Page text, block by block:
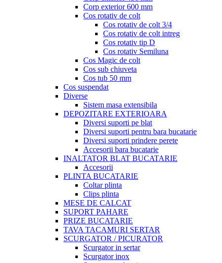
Corp exterior 600 mm
Cos rotativ de colt
Cos rotativ de colt 3/4
Cos rotativ de colt intreg
Cos rotativ tip D
Cos rotativ Semiluna
Cos Magic de colt
Cos sub chiuveta
Cos tub 50 mm
Cos suspendat
Diverse
Sistem masa extensibila
DEPOZITARE EXTERIOARA
Diversi suporti pe blat
Diversi suporti pentru bara bucatarie
Diversi suporti prindere perete
Accesorii bara bucatarie
INALTATOR BLAT BUCATARIE
Accesorii
PLINTA BUCATARIE
Coltar plinta
Clips plinta
MESE DE CALCAT
SUPORT PAHARE
PRIZE BUCATARIE
TAVA TACAMURI SERTAR
SCURGATOR / PICURATOR
Scurgator in sertar
Scurgator inox